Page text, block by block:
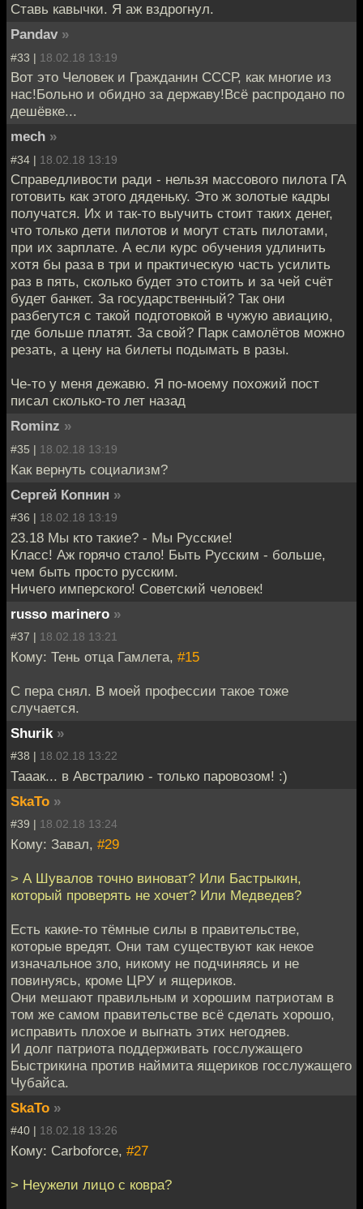
Ставь кавычки. Я аж вздрогнул.
Pandav »
#33 | 18.02.18 13:19
Вот это Человек и Гражданин СССР, как многие из
нас!Больно и обидно за державу!Всё распродано по
дешёвке...
mech »
#34 | 18.02.18 13:19
Справедливости ради - нельзя массового пилота ГА
готовить как этого дяденьку. Это ж золотые кадры
получатся. Их и так-то выучить стоит таких денег,
что только дети пилотов и могут стать пилотами,
при их зарплате. А если курс обучения удлинить
хотя бы раза в три и практическую часть усилить
раз в пять, сколько будет это стоить и за чей счёт
будет банкет. За государственный? Так они
разбегутся с такой подготовкой в чужую авиацию,
где больше платят. За свой? Парк самолётов можно
резать, а цену на билеты подымать в разы.
Че-то у меня дежавю. Я по-моему похожий пост
писал сколько-то лет назад
Rominz »
#35 | 18.02.18 13:19
Как вернуть социализм?
Сергей Копнин »
#36 | 18.02.18 13:19
23.18 Мы кто такие? - Мы Русские!
Класс! Аж горячо стало! Быть Русским - больше,
чем быть просто русским.
Ничего имперского! Советский человек!
russo marinero »
#37 | 18.02.18 13:21
Кому: Тень отца Гамлета, #15
С пера снял. В моей профессии такое тоже
случается.
Shurik »
#38 | 18.02.18 13:22
Тааак... в Австралию - только паровозом! :)
SkaTo »
#39 | 18.02.18 13:24
Кому: Завал, #29
> А Шувалов точно виноват? Или Бастрыкин,
который проверять не хочет? Или Медведев?
Есть какие-то тёмные силы в правительстве,
которые вредят. Они там существуют как некое
изначальное зло, никому не подчиняясь и не
повинуясь, кроме ЦРУ и ящериков.
Они мешают правильным и хорошим патриотам в
том же самом правительстве всё сделать хорошо,
исправить плохое и выгнать этих негодяев.
И долг патриота поддерживать госслужащего
Быстрикина против наймита ящериков госслужащего
Чубайса.
SkaTo »
#40 | 18.02.18 13:26
Кому: Carboforce, #27
> Неужели лицо с ковра?